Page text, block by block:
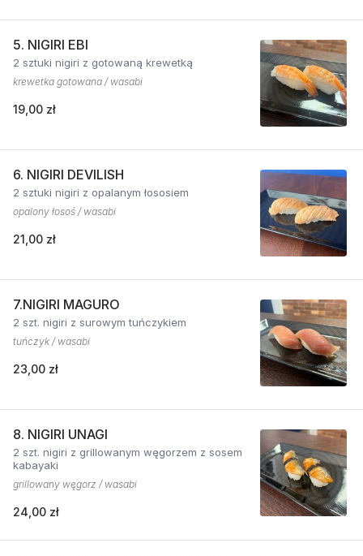
5. NIGIRI EBI
2 sztuki nigiri z gotowaną krewetką
krewetka gotowana / wasabi
19,00 zł
6. NIGIRI DEVILISH
2 sztuki nigiri z opalanym łososiem
opalony łosoś / wasabi
21,00 zł
7.NIGIRI MAGURO
2 szt. nigiri z surowym tuńczykiem
tuńczyk / wasabi
23,00 zł
8. NIGIRI UNAGI
2 szt. nigiri z grillowanym węgorzem z sosem
kabayaki
grillowany węgorz / wasabi
24,00 zł